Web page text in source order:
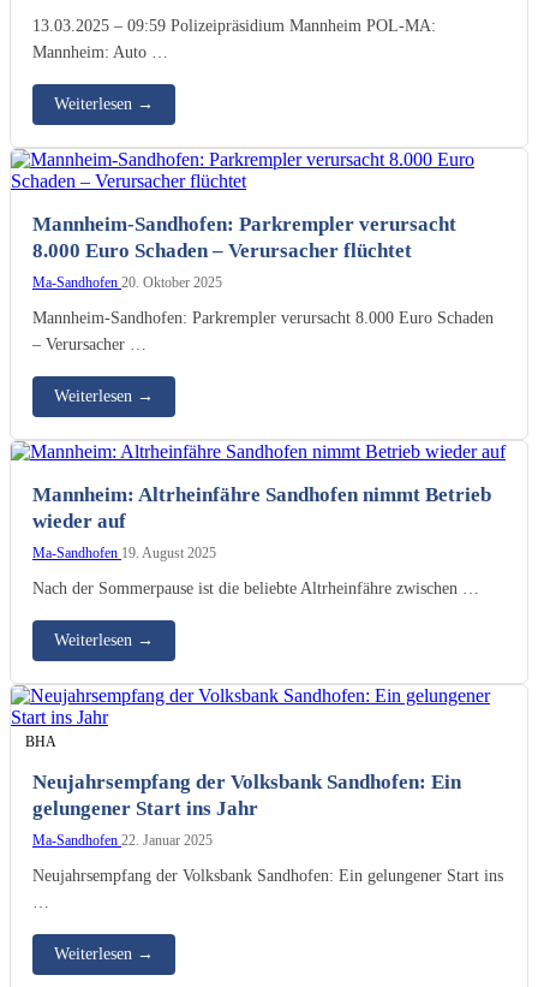
13.03.2025 – 09:59 Polizeipräsidium Mannheim POL-MA:
Mannheim: Auto …
Weiterlesen →
Mannheim-Sandhofen: Parkrempler verursacht
8.000 Euro Schaden – Verursacher flüchtet
Ma-Sandhofen 20. Oktober 2025
Mannheim-Sandhofen: Parkrempler verursacht 8.000 Euro Schaden
– Verursacher …
Weiterlesen →
Mannheim: Altrheinfähre Sandhofen nimmt Betrieb
wieder auf
Ma-Sandhofen 19. August 2025
Nach der Sommerpause ist die beliebte Altrheinfähre zwischen …
Weiterlesen →
BHA
Neujahrsempfang der Volksbank Sandhofen: Ein
gelungener Start ins Jahr
Ma-Sandhofen 22. Januar 2025
Neujahrsempfang der Volksbank Sandhofen: Ein gelungener Start ins
Weiterlesen →